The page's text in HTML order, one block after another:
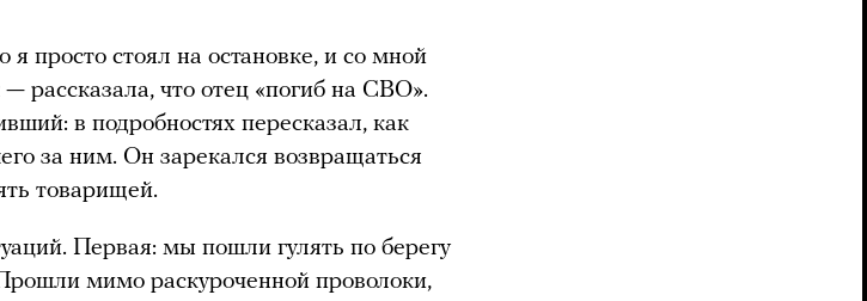
просто стоял на остановке, и со мной
рассказала, что отец «погиб на СВО».
в подробностях пересказал, как
за ним. Он зарекался возвращаться
товарищей.
Первая: мы пошли гулять по берегу
мимо раскуроченной проволоки,